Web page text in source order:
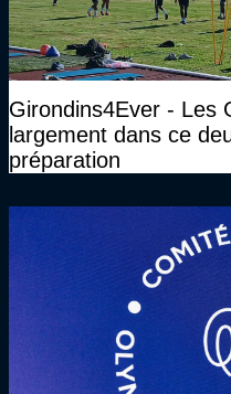
Girondins4Ever - Les
largement dans ce
préparation